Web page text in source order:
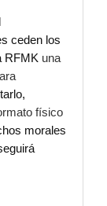
ceden los
RFMK una
físico
morales